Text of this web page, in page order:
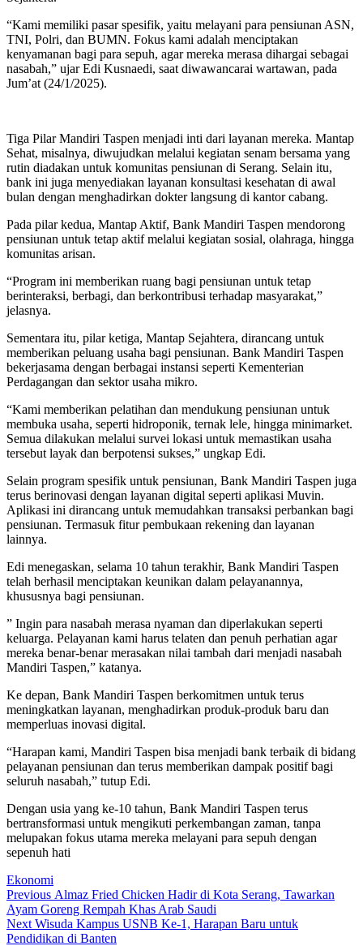
“Kami memiliki pasar spesifik, yaitu melayani para pensiunan ASN,
TNI, Polri, dan BUMN. Fokus kami adalah menciptakan
kenyamanan bagi para sepuh, agar mereka merasa dihargai sebagai
nasabah,” ujar Edi Kusnaedi, saat diwawancarai wartawan, pada
Jum’at (24/1/2025).
Tiga Pilar Mandiri Taspen menjadi inti dari layanan mereka. Mantap
Sehat, misalnya, diwujudkan melalui kegiatan senam bersama yang
rutin diadakan untuk komunitas pensiunan di Serang. Selain itu,
bank ini juga menyediakan layanan konsultasi kesehatan di awal
bulan dengan menghadirkan dokter langsung di kantor cabang.
Pada pilar kedua, Mantap Aktif, Bank Mandiri Taspen mendorong
pensiunan untuk tetap aktif melalui kegiatan sosial, olahraga, hingga
komunitas arisan.
“Program ini memberikan ruang bagi pensiunan untuk tetap
berinteraksi, berbagi, dan berkontribusi terhadap masyarakat,”
jelasnya.
Sementara itu, pilar ketiga, Mantap Sejahtera, dirancang untuk
memberikan peluang usaha bagi pensiunan. Bank Mandiri Taspen
bekerjasama dengan berbagai instansi seperti Kementerian
Perdagangan dan sektor usaha mikro.
“Kami memberikan pelatihan dan mendukung pensiunan untuk
membuka usaha, seperti hidroponik, ternak lele, hingga minimarket.
Semua dilakukan melalui survei lokasi untuk memastikan usaha
tersebut layak dan berpotensi sukses,” ungkap Edi.
Selain program spesifik untuk pensiunan, Bank Mandiri Taspen juga
terus berinovasi dengan layanan digital seperti aplikasi Muvin.
Aplikasi ini dirancang untuk memudahkan transaksi perbankan bagi
pensiunan. Termasuk fitur pembukaan rekening dan layanan
lainnya.
Edi menegaskan, selama 10 tahun terakhir, Bank Mandiri Taspen
telah berhasil menciptakan keunikan dalam pelayanannya,
khususnya bagi pensiunan.
” Ingin para nasabah merasa nyaman dan diperlakukan seperti
keluarga. Pelayanan kami harus telaten dan penuh perhatian agar
mereka benar-benar merasakan nilai tambah dari menjadi nasabah
Mandiri Taspen,” katanya.
Ke depan, Bank Mandiri Taspen berkomitmen untuk terus
meningkatkan layanan, menghadirkan produk-produk baru dan
memperluas inovasi digital.
“Harapan kami, Mandiri Taspen bisa menjadi bank terbaik di bidang
pelayanan pensiunan dan terus memberikan dampak positif bagi
seluruh nasabah,” tutup Edi.
Dengan usia yang ke-10 tahun, Bank Mandiri Taspen terus
bertransformasi untuk mengikuti perkembangan zaman, tanpa
melupakan fokus utama mereka melayani para sepuh dengan
sepenuh hati
Ekonomi
Post
navigation
Previous Previous
post:
Almaz Fried Chicken Hadir di Kota Serang, Tawarkan
Ayam Goreng Rempah Khas Arab Saudi
Next Next
post:
Wisuda Kampus USNB Ke-1, Harapan Baru untuk
Pendidikan di Banten